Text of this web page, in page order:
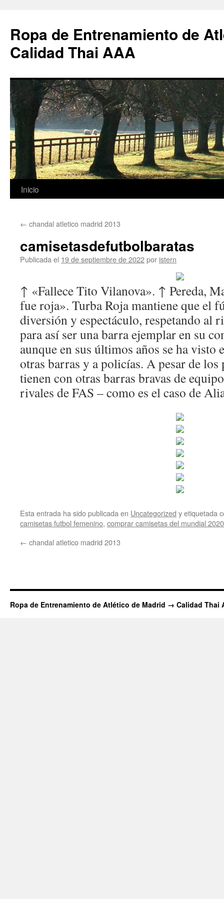
Ropa de Entrenamiento de
Calidad Thai AAA
Saltar
contenido
Inicio
← chandal atletico madrid 2013
camisetasdefutbolbaratas
Publicada el 19 de septiembre de 2022por istern
↑ «Fallece Tito Vilanova». ↑ Pereda,
fue roja». Turba Roja mantiene que el
diversión y espectáculo, respetando al
para así ser una barra ejemplar en su
aunque en sus últimos años se ha visto
otras barras y a policías. A pesar de los
tienen con otras barras bravas de
rivales de FAS – como es el caso de
Esta entrada ha sido publicada en Uncategorized y etiquetada
camisetas futbol femenino, comprar camisetas del mundial 2020
← chandal atletico madrid 2013
Ropa de Entrenamiento de Atlético de Madrid → Calidad Thai